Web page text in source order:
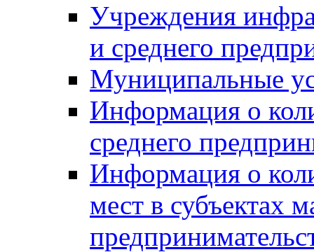
Учреждения
и среднего
Муниципальные
Информация о
среднего
Информация о
мест в субъектах